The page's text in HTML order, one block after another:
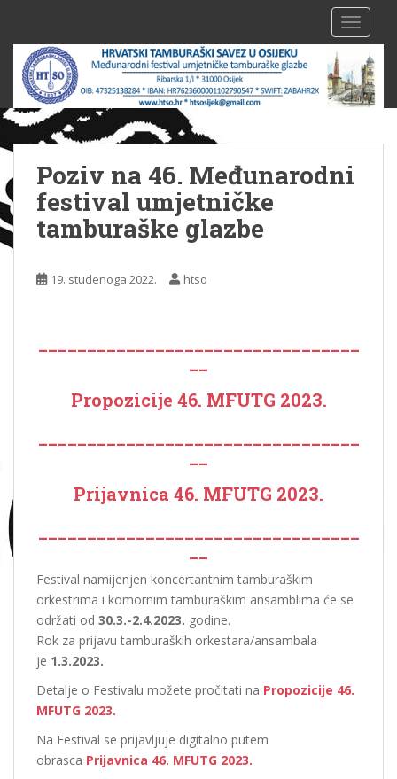
o
a
n
c
o
Poziv na 46. Međunarodni
festival umjetničke
tamburaške glazbe
19. studenoga 2022. htso
Propozicije 46. MFUTG 2023.
Prijavnica 46. MFUTG 2023.
Festival namijenjen koncertantnim tamburaškim
orkestrima i komornim tamburaškim ansamblima će se
održati od 30.3.-2.4.2023. godine.
Rok za prijavu tamburaških orkestara/ansambala
je 1.3.2023.
Detalje o Festivalu možete pročitati na Propozicije 46.
MFUTG 2023.
Na Festival se prijavljuje digitalno putem
obrasca Prijavnica 46. MFUTG 2023.